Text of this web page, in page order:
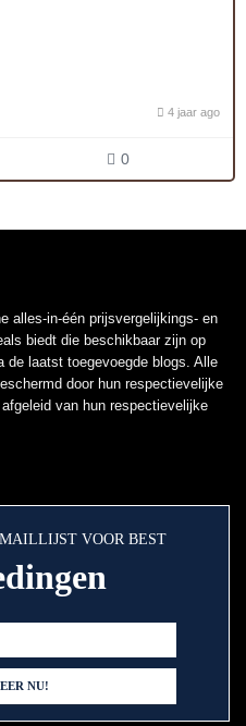
4 jaar ago
0
alles-in-één prijsvergelijkings- en
biedt die beschikbaar zijn op
de laatst toegevoegde blogs. Alle
door hun respectievelijke
van hun respectievelijke
VOOR BEST